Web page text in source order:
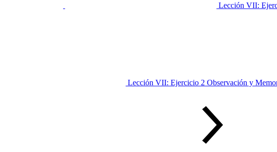
Lección VII:
Lección VII: Ejercicio 2 Observación y